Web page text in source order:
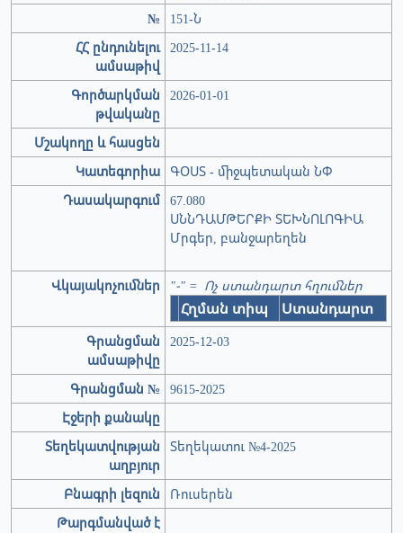
№
151-Ն
ՀՀ ընդունելու
ամսաթիվ
2025-11-14
Գործարկման
թվականը
2026-01-01
Մշակողը և հասցեն
Կատեգորիա
ԳՕՍՏ - միջպետական ՆՓ
Դասակարգում 67.080
ՍՆՆԴԱՄԹԵՐՔԻ ՏԵԽՆՈԼՈԳԻԱ
Մրգեր, բանջարեղեն
Վկայակոչումներ "-" = Ոչ ստանդարտ հղումներ
Հղման տիպ Ստանդարտ
Գրանցման
ամսաթիվը
2025-12-03
Գրանցման №
9615-2025
Էջերի քանակը
Տեղեկատվության
աղբյուր
Տեղեկատու №4-2025
Բնագրի լեզուն
Ռուսերեն
Թարգմանված է